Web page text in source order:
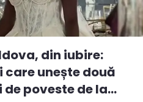
din iubire:
care unește două
poveste de la